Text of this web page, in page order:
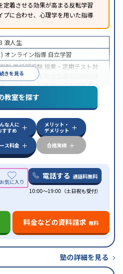
定着させる効果が高まる反転学習
プに合わせ、心理学を用いた指導
きを見る
浪人生
オンライン指導 自立学習
験医学部受験 授業・定期テスト対
学習習慣の定着
学校別特化対策国公立大対策私大
対策英検(英語検定)対策
その
対応授業の振替可能 不登校生に対
タブレットを利用オンライン対応
能季節講習のみの受講可発達障害
教室を探す
な人に
すすめ
メリット・
デメリット
ス料金 合格実績
電話する 通話料無料
10:00～19:00（土日祝も受付）
料金などの資料請求 無料
塾の詳細を見る